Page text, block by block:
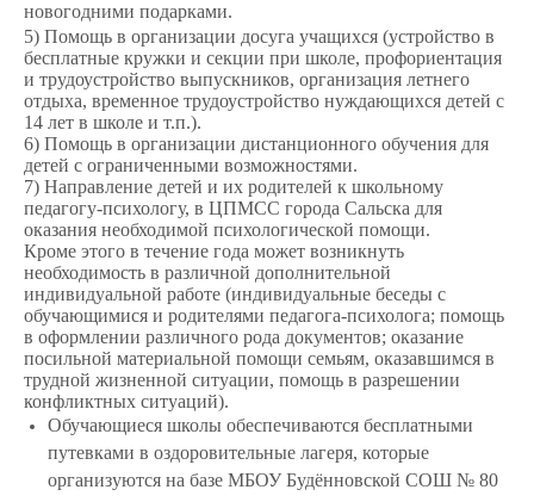
новогодними подарками.
5) Помощь в организации досуга учащихся (устройство в
бесплатные кружки и секции при школе, профориентация
и трудоустройство выпускников, организация летнего
отдыха, временное трудоустройство нуждающихся детей с
14 лет в школе и т.п.).
6) Помощь в организации дистанционного обучения для
детей с ограниченными возможностями.
7) Направление детей и их родителей к школьному
педагогу-психологу, в ЦПМСС города Сальска для
оказания необходимой психологической помощи.
Кроме этого в течение года может возникнуть
необходимость в различной дополнительной
индивидуальной работе (индивидуальные беседы с
обучающимися и родителями педагога-психолога; помощь
в оформлении различного рода документов; оказание
посильной материальной помощи семьям, оказавшимся в
трудной жизненной ситуации, помощь в разрешении
конфликтных ситуаций).
Обучающиеся школы обеспечиваются бесплатными
путевками в оздоровительные лагеря, которые
организуются на базе МБОУ Будённовской СОШ № 80